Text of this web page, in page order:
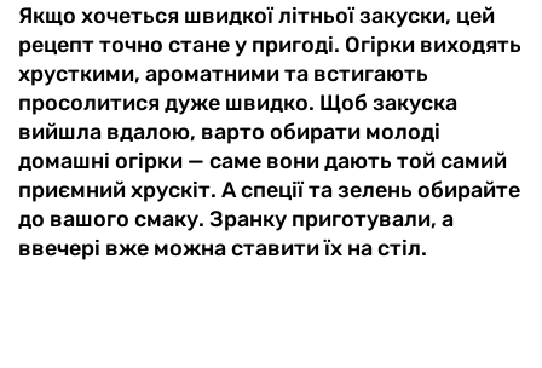
Якщо хочеться швидкої літньої закуски, цей
рецепт точно стане у пригоді. Огірки виходять
хрусткими, ароматними та встигають
просолитися дуже швидко. Щоб закуска
вийшла вдалою, варто обирати молоді
домашні огірки — саме вони дають той самий
приємний хрускіт. А спеції та зелень обирайте
до вашого смаку. Зранку приготували, а
ввечері вже можна ставити їх на стіл.